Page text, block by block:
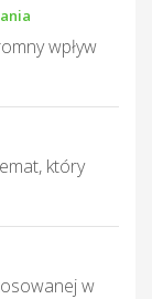
wpływ
który
w